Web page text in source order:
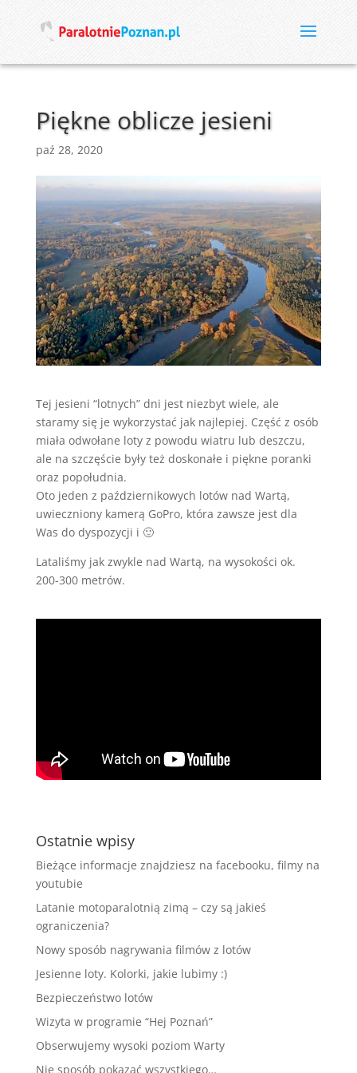
Piękne oblicze jesieni
paź 28, 2020
Tej jesieni “lotnych” dni jest niezbyt wiele, ale
staramy się je wykorzystać jak najlepiej. Część z osób
miała odwołane loty z powodu wiatru lub deszczu,
ale na szczęście były też doskonałe i piękne poranki
oraz popołudnia.
Oto jeden z październikowych lotów nad Wartą,
uwieczniony kamerą GoPro, która zawsze jest dla
Was do dyspozycji i 🙂
Lataliśmy jak zwykle nad Wartą, na wysokości ok.
200-300 metrów.
Ostatnie wpisy
Bieżące informacje znajdziesz na facebooku, filmy na
youtubie
Latanie motoparalotnią zimą – czy są jakieś
ograniczenia?
Nowy sposób nagrywania filmów z lotów
Jesienne loty. Kolorki, jakie lubimy :)
Bezpieczeństwo lotów
Wizyta w programie “Hej Poznań”
Obserwujemy wysoki poziom Warty
Nie sposób pokazać wszystkiego…